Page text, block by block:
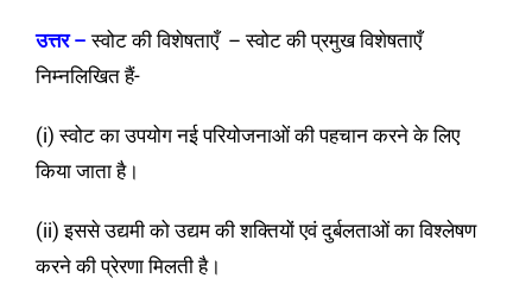
उत्तर – स्वोट की विशेषताएँ – स्वोट की प्रमुख विशेषताएँ
निम्नलिखित हैं-
(i) स्वोट का उपयोग नई परियोजनाओं की पहचान करने के लिए
किया जाता है।
(ii) इससे उद्यमी को उद्यम की शक्तियों एवं दुर्बलताओं का विश्लेषण
करने की प्रेरणा मिलती है।